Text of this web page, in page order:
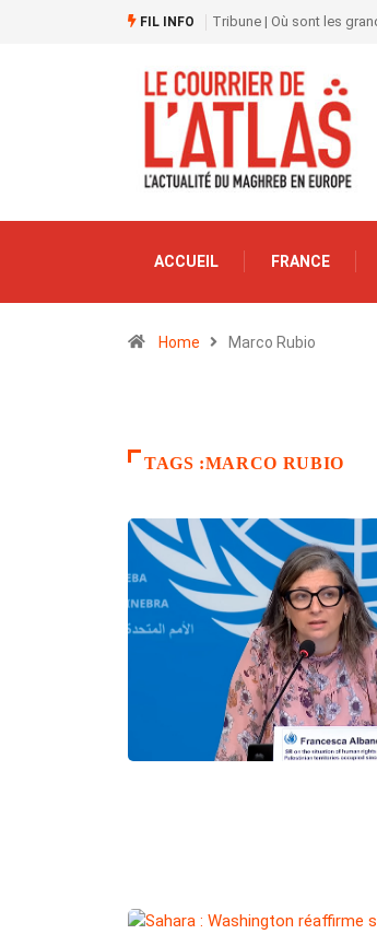
FIL INFO Tribune | Où sont les
ACCUEIL FRANCE
Home Marco Rubio
TAGS :MARCO RUBIO